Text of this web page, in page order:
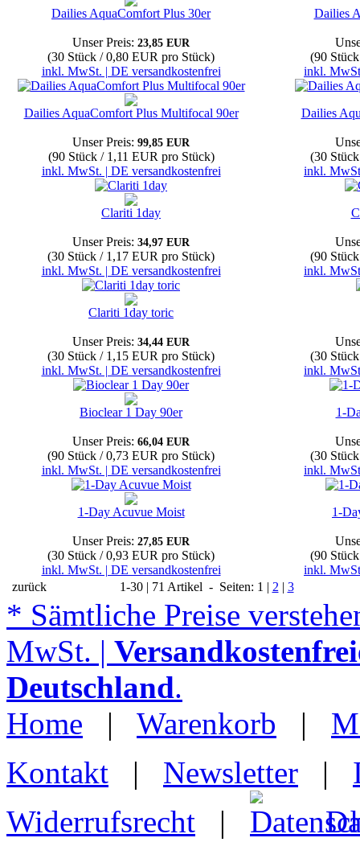
Dailies AquaComfort Plus 30er
Unser Preis: 23,85 EUR
(30 Stück / 0,80 EUR pro Stück)
inkl. MwSt. | DE versandkostenfrei
Dailies
(90
inkl.
Dailies AquaComfort Plus Multifocal 90er
Unser Preis: 99,85 EUR
(90 Stück / 1,11 EUR pro Stück)
inkl. MwSt. | DE versandkostenfrei
Dailies
(30
inkl.
Clariti 1day
Unser Preis: 34,97 EUR
(30 Stück / 1,17 EUR pro Stück)
inkl. MwSt. | DE versandkostenfrei
(90
inkl.
Clariti 1day toric
Unser Preis: 34,44 EUR
(30 Stück / 1,15 EUR pro Stück)
inkl. MwSt. | DE versandkostenfrei
(30
inkl.
Bioclear 1 Day 90er
Unser Preis: 66,04 EUR
(90 Stück / 0,73 EUR pro Stück)
inkl. MwSt. | DE versandkostenfrei
1-
(30
inkl.
1-Day Acuvue Moist
Unser Preis: 27,85 EUR
(30 Stück / 0,93 EUR pro Stück)
inkl. MwSt. | DE versandkostenfrei
1-
(90
inkl.
zurück
1-30 | 71 Artikel - Seiten: 1 | 2 | 3
* Sämtliche Preise
MwSt. |
Deutschland.
Home | Warenkorb |
Kontakt | Newsletter |
Widerrufsrecht |